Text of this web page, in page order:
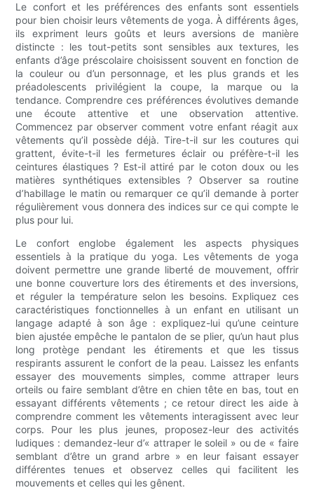
Le confort et les préférences des enfants sont essentiels
pour bien choisir leurs vêtements de yoga. À différents âges,
ils expriment leurs goûts et leurs aversions de manière
distincte : les tout-petits sont sensibles aux textures, les
enfants d’âge préscolaire choisissent souvent en fonction de
la couleur ou d’un personnage, et les plus grands et les
préadolescents privilégient la coupe, la marque ou la
tendance. Comprendre ces préférences évolutives demande
une écoute attentive et une observation attentive.
Commencez par observer comment votre enfant réagit aux
vêtements qu’il possède déjà. Tire-t-il sur les coutures qui
grattent, évite-t-il les fermetures éclair ou préfère-t-il les
ceintures élastiques ? Est-il attiré par le coton doux ou les
matières synthétiques extensibles ? Observer sa routine
d’habillage le matin ou remarquer ce qu’il demande à porter
régulièrement vous donnera des indices sur ce qui compte le
plus pour lui.
Le confort englobe également les aspects physiques
essentiels à la pratique du yoga. Les vêtements de yoga
doivent permettre une grande liberté de mouvement, offrir
une bonne couverture lors des étirements et des inversions,
et réguler la température selon les besoins. Expliquez ces
caractéristiques fonctionnelles à un enfant en utilisant un
langage adapté à son âge : expliquez-lui qu’une ceinture
bien ajustée empêche le pantalon de se plier, qu’un haut plus
long protège pendant les étirements et que les tissus
respirants assurent le confort de la peau. Laissez les enfants
essayer des mouvements simples, comme attraper leurs
orteils ou faire semblant d’être en chien tête en bas, tout en
essayant différents vêtements ; ce retour direct les aide à
comprendre comment les vêtements interagissent avec leur
corps. Pour les plus jeunes, proposez-leur des activités
ludiques : demandez-leur d’« attraper le soleil » ou de « faire
semblant d’être un grand arbre » en leur faisant essayer
différentes tenues et observez celles qui facilitent les
mouvements et celles qui les gênent.